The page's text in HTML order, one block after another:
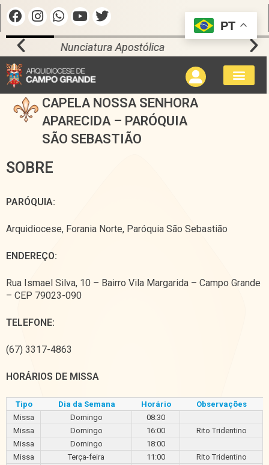
Vaticano
CAPELA NOSSA SENHORA
APARECIDA – PARÓQUIA
SÃO SEBASTIÃO
SOBRE
PARÓQUIA:
Arquidiocese, Forania Norte, Paróquia São Sebastião
ENDEREÇO:
Rua Ismael Silva, 10 – Bairro Vila Margarida – Campo Grande
– CEP 79023-090
TELEFONE:
(67) 3317-4863
HORÁRIOS DE MISSA
Tipo Dia da Semana Horário
Observações
Missa
Domingo
08:30
Missa
Domingo 16:00
Rito Tridentino
Missa
Domingo
18:00
Missa
Terça-feira 11:00
Rito Tridentino
PT